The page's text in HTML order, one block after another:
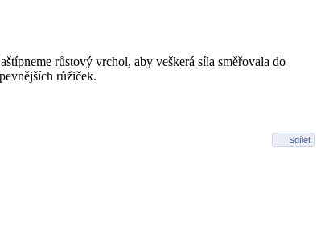
růstový vrchol, aby veškerá síla směřovala do
růžiček.
Sdílet